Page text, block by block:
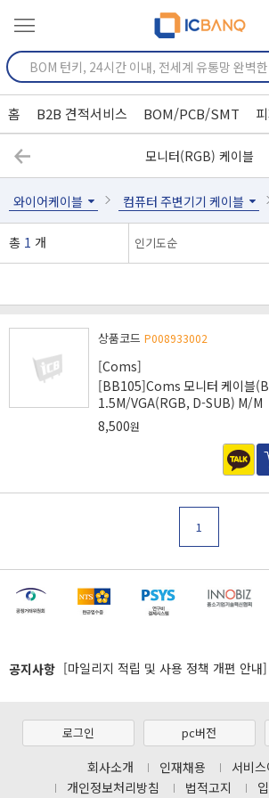
홈 B2B 견적서비스 BOM/PCB/SMT
모니터(RGB) 케이블
와이어케이블 컴퓨터 주변기기 케이블
총 1 개
상품코드 P008933002
[Coms]
[BB105]Coms 모니터 케이블
1.5M/VGA(RGB, D-SUB) M/M
8,500원
1
공지사항
[마일리지 적립 및 사용 정책 개편 안내]
[2026년 8월 신용카드 무이자 행사 안내]
[마일리지 적립 및 사용 정책 개편 안내]
제31기 정기주주총회 소집통지서
[마일리지 적립 및 사용 정책 개편 안내]
로그인 pc버전
회사소개 인재채용
서비
개인정보처리방침
법적고지